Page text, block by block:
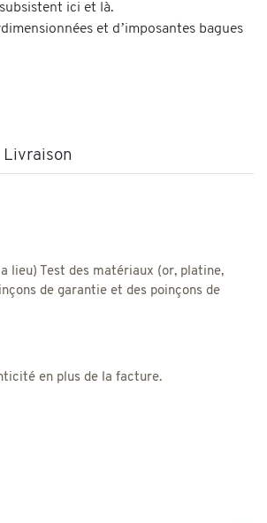
ici et là.
et d’imposantes bagues
Livraison
lieu) Test des matériaux (or, platine,
de garantie et des poinçons de
en plus de la facture.